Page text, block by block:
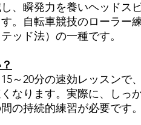
、瞬発力を養いヘッドス
。自転車競技のローラー
ッド法）の一種です。
～20分の速効レッスンで
なります。実際に、しっ
の持続的練習が必要です。